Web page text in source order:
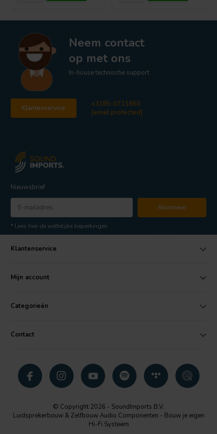
Neem contact
op met ons
In-house technische support
Klantenservice
+3185-0711860
[email protected]
Nieuwsbrief
Abonneer
* Lees hier de wettelijke beperkingen
Klantenservice
Mijn account
Categorieën
Contact
© Copyright 2026 - SoundImports B.V.
Luidsprekerbouw & Zelfbouw Audio Componenten - Bouw je eigen
Hi-Fi Systeem